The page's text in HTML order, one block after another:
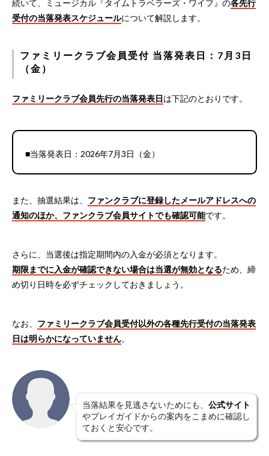
続いて、ミュージカル『タイムトラベラーズ・ワイフ』の各先行
受付の当落発表スケジュールについて解説します。
ファミリークラブ会員受付 当落発表日：7月3日
（金）
ファミリークラブ会員先行の当落発表日は下記のとおりです。
■当落発表日：2026年7月3日（金）
また、抽選結果は、 ファンクラブに登録したメールアドレスへの
通知のほか、ファンクラブ会員サイトでも確認可能です。
さらに、当選後は指定期間内の入金が必須となります。
期限までに入金が確認できない場合は当選が無効となるため、締
め切り日時を必ずチェックしておきましょう。
なお、 ファミリークラブ会員受付以外の各種先行受付の当落発表
日は明らかになっていません。
当落結果を見逃さないためにも、 公式サイト
やプレイガイドからの案内をこまめに確認し
ておくと安心です。